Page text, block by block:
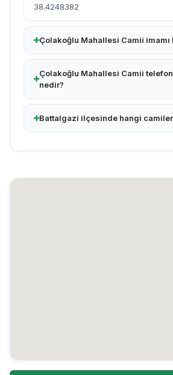
38.4248382
Çolakoğlu Mahallesi Camii imamı
Çolakoğlu Mahallesi Camii telefon
nedir?
Battalgazi ilçesinde hangi